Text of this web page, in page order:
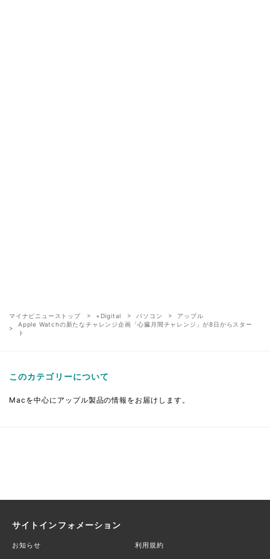
マイナビニューストップ +Digital パソコン
アップル
Apple Watchの新たなチャレンジ企画「心臓月間チャレンジ」が8日からスター
ト
このカテゴリーについて
Macを中心にアップル製品の情報をお届けします。
サイトインフォメーション
お知らせ 利用規約